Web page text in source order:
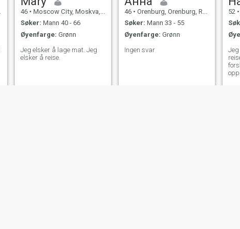
46 • Moscow City, Moskva, Russland
Søker: Mann 40 - 66
Øyenfarge: Grønn
Jeg elsker å lage mat. Jeg
elsker å reise.
46 • Orenburg, Orenburg, Russland
Søker: Mann 33 - 55
Øyenfarge: Grønn
Ingen svar
52 •
Jeg